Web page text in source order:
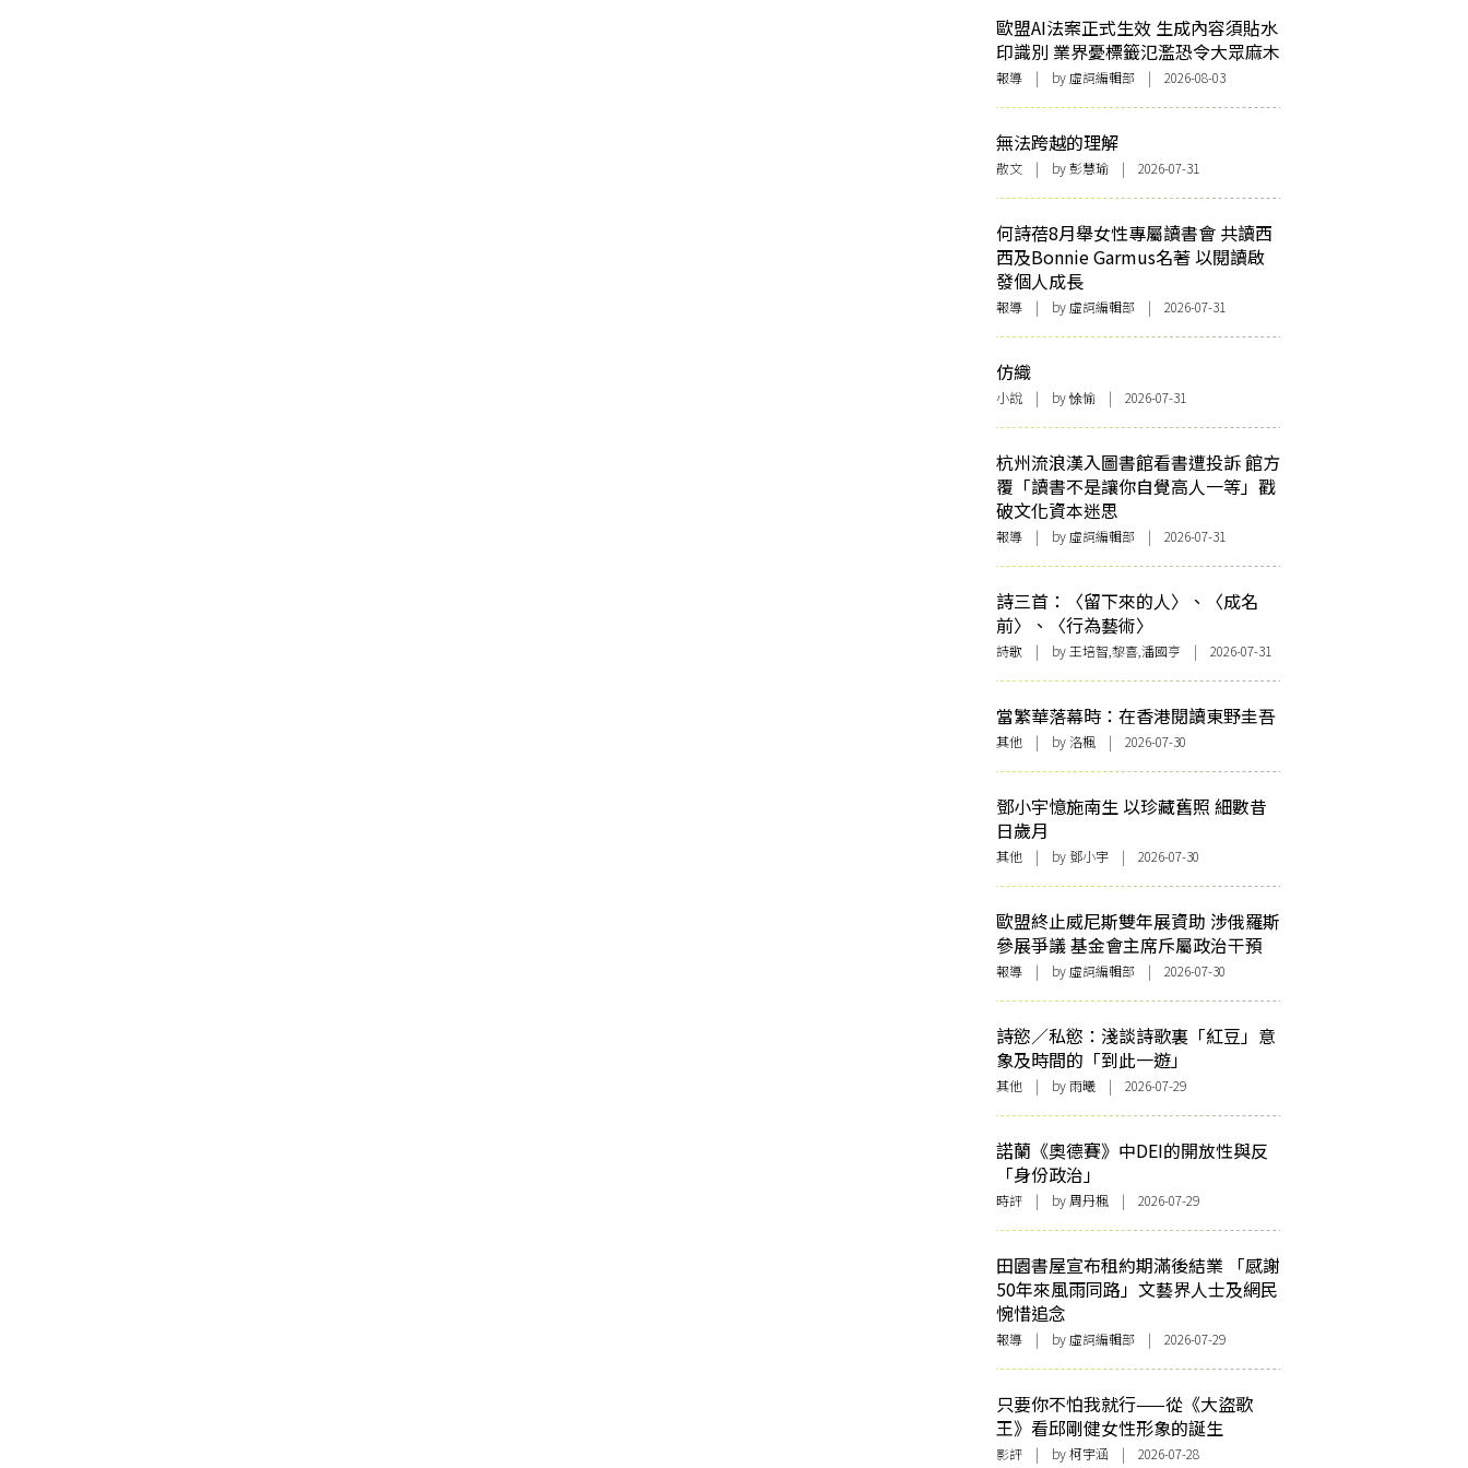
歐盟AI法案正式生效 生成內容須貼水
印識別 業界憂標籤氾濫恐令大眾麻木
報導 | by 虛詞編輯部 | 2026-08-03
無法跨越的理解
散文 | by 彭慧瑜 | 2026-07-31
何詩蓓8月舉女性專屬讀書會 共讀西
西及Bonnie Garmus名著 以閱讀啟
發個人成長
報導 | by 虛詞編輯部 | 2026-07-31
仿織
小說 | by 悇愉 | 2026-07-31
杭州流浪漢入圖書館看書遭投訴 館方
覆「讀書不是讓你自覺高人一等」戳
破文化資本迷思
報導 | by 虛詞編輯部 | 2026-07-31
詩三首：〈留下來的人〉、〈成名
前〉、〈行為藝術〉
詩歌 | by 王培智,黎喜,潘國亨 | 2026-07-31
當繁華落幕時：在香港閱讀東野圭吾
其他 | by洛楓 | 2026-07-30
鄧小宇憶施南生 以珍藏舊照 細數昔
日歲月
其他 | by 鄧小宇 | 2026-07-30
歐盟終止威尼斯雙年展資助 涉俄羅斯
參展爭議 基金會主席斥屬政治干預
報導 | by 虛詞編輯部 | 2026-07-30
詩慾／私慾：淺談詩歌裏「紅豆」意
象及時間的「到此一遊」
其他 | by 雨曦 | 2026-07-29
諾蘭《奧德賽》中DEI的開放性與反
「身份政治」
時評 | by 周丹楓 | 2026-07-29
田園書屋宣布租約期滿後結業 「感謝
50年來風雨同路」文藝界人士及網民
惋惜追念
報導 | by 虛詞編輯部 | 2026-07-29
只要你不怕我就行——從《大盜歌
王》看邱剛健女性形象的誕生
影評 | by 柯宇涵 | 2026-07-28